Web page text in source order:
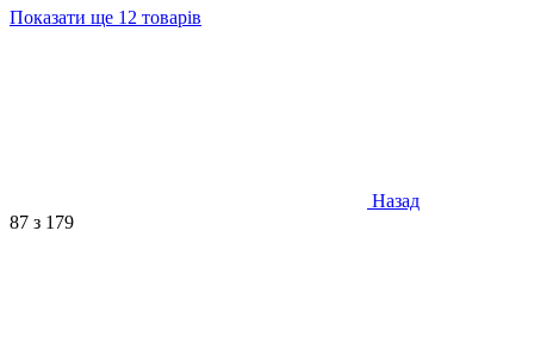
Показати ще 12 товарів
Назад
87 з 179